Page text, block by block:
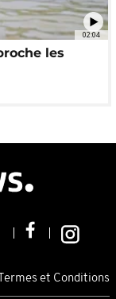
02:04
les
Termes et Conditions